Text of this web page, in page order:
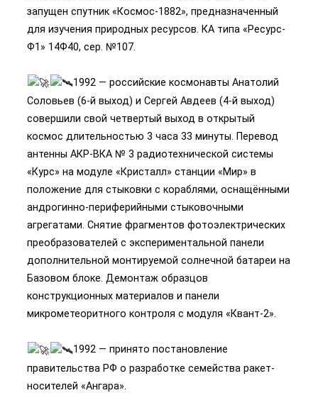
запущен спутник «Космос-1882», предназначенный
для изучения природных ресурсов. КА типа «Ресурс-
Ф1» 14Ф40, сер. №107.
1992 — российские космонавты Анатолий
Соловьев (6-й выход) и Сергей Авдеев (4-й выход)
совершили свой четвертый выход в открытый
космос длительностью 3 часа 33 минуты. Перевод
антенны АКР-ВКА № 3 радиотехнической системы
«Курс» на модуле «Кристалл» станции «Мир» в
положение для стыковки с кораблями, оснащёнными
андрогинно-периферийными стыковочными
агрегатами. Снятие фрагментов фотоэлектрических
преобразователей с экспериментальной панели
дополнительной монтируемой солнечной батареи на
Базовом блоке. Демонтаж образцов
конструкционных материалов и панели
микрометеоритного контроля с модуля «Квант-2».
1992 — принято постановление
правительства РФ о разработке семейства ракет-
носителей «Ангара».